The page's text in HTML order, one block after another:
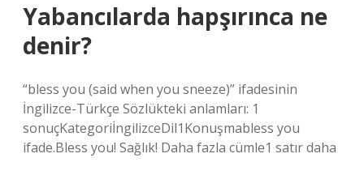
Yabancılarda hapşırınca ne
denir?
“bless you (said when you sneeze)” ifadesinin
İngilizce-Türkçe Sözlükteki anlamları: 1
sonuçKategoriİngilizceDil1Konuşmabless you
ifade.Bless you! Sağlık! Daha fazla cümle1 satır daha